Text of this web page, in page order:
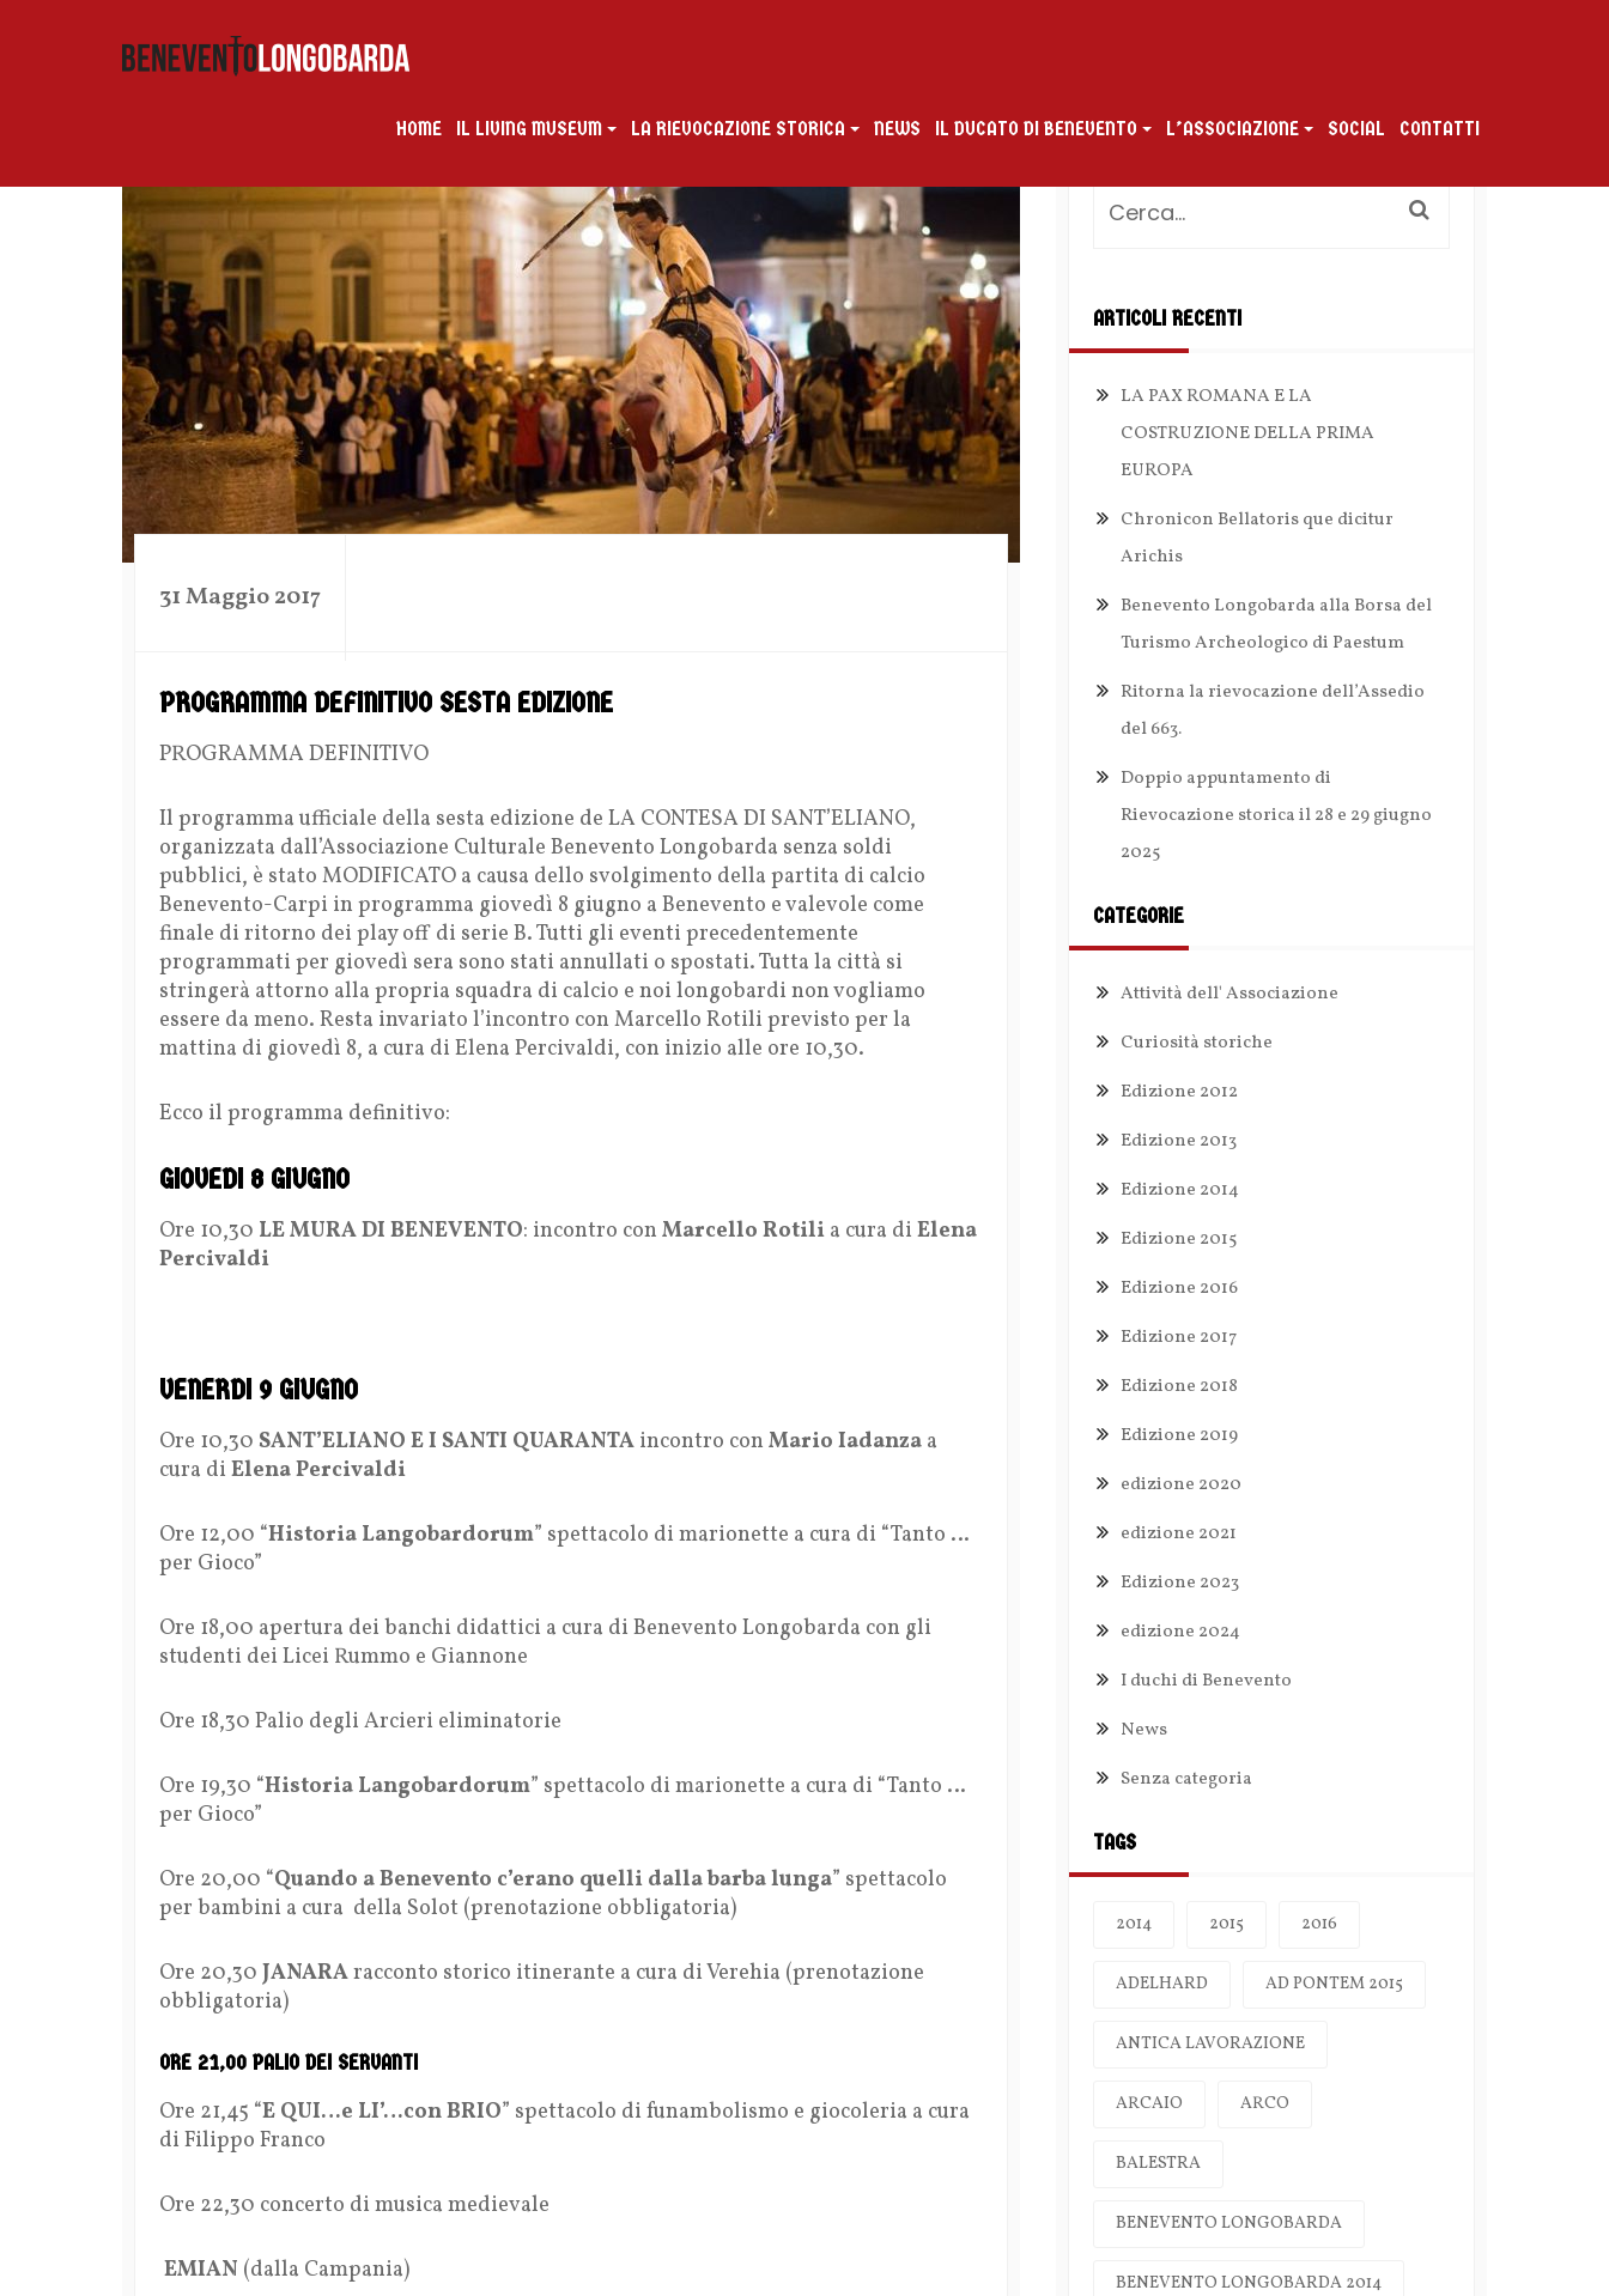
HOME IL LIVING MUSEUM LA RIEVOCAZIONE STORICA NEWS IL DUCATO DI BENEVENTO L’ASSOCIAZIONE SOCIAL CONTATTI
31 Maggio 2017
PROGRAMMA DEFINITIVO SESTA EDIZIONE
PROGRAMMA DEFINITIVO
Il programma ufficiale della sesta edizione de LA CONTESA DI SANT’ELIANO,
organizzata dall’Associazione Culturale Benevento Longobarda senza soldi
pubblici, è stato MODIFICATO a causa dello svolgimento della partita di calcio
Benevento-Carpi in programma giovedì 8 giugno a Benevento e valevole come
finale di ritorno dei play off di serie B. Tutti gli eventi precedentemente
programmati per giovedì sera sono stati annullati o spostati. Tutta la città si
stringerà attorno alla propria squadra di calcio e noi longobardi non vogliamo
essere da meno. Resta invariato l’incontro con Marcello Rotili previsto per la
mattina di giovedì 8, a cura di Elena Percivaldi, con inizio alle ore 10,30.
Ecco il programma definitivo:
GIOVEDI 8 GIUGNO
Ore 10,30 LE MURA DI BENEVENTO: incontro con Marcello Rotili a cura di Elena
Percivaldi
VENERDI 9 GIUGNO
Ore 10,30 SANT’ELIANO E I SANTI QUARANTA incontro con Mario Iadanza a
cura di Elena Percivaldi
Ore 12,00 “Historia Langobardorum” spettacolo di marionette a cura di “Tanto …
per Gioco”
Ore 18,00 apertura dei banchi didattici a cura di Benevento Longobarda con gli
studenti dei Licei Rummo e Giannone
Ore 18,30 Palio degli Arcieri eliminatorie
Ore 19,30 “Historia Langobardorum” spettacolo di marionette a cura di “Tanto …
per Gioco”
Ore 20,00 “Quando a Benevento c’erano quelli dalla barba lunga” spettacolo
per bambini a cura della Solot (prenotazione obbligatoria)
Ore 20,30 JANARAracconto storico itinerante a cura di Verehia (prenotazione
obbligatoria)
ORE 21,00 PALIO DEI SERVANTI
Ore 21,45 “E QUI…e LI’…con BRIO” spettacolo di funambolismo e giocoleria a cura
di Filippo Franco
Ore 22,30 concerto di musica medievale
EMIAN (dalla Campania)
ARTICOLI RECENTI
LA PAX ROMANA E LA
COSTRUZIONE DELLA PRIMA
EUROPA
Chronicon Bellatoris que dicitur
Arichis
Benevento Longobarda alla Borsa del
Turismo Archeologico di Paestum
Ritorna la rievocazione dell’Assedio
del 663.
Doppio appuntamento di
Rievocazione storica il 28 e 29 giugno
2025
CATEGORIE
Attività dell' Associazione
Curiosità storiche
Edizione 2012
Edizione 2013
Edizione 2014
Edizione 2015
Edizione 2016
Edizione 2017
Edizione 2018
Edizione 2019
edizione 2020
edizione 2021
Edizione 2023
edizione 2024
I duchi di Benevento
News
Senza categoria
TAGS
2014 2015 2016
ADELHARD AD PONTEM 2015
ANTICA LAVORAZIONE
ARCAIO ARCO
BALESTRA
BENEVENTO LONGOBARDA
BENEVENTO LONGOBARDA 2014